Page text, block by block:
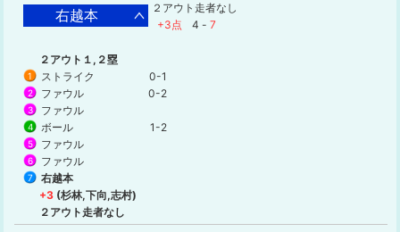
右越本
２アウト走者なし
+3点
4 - 7
２アウト１,２塁
1 ストライク 0-1
2 ファウル 0-2
3 ファウル
4 ボール 1-2
5 ファウル
6 ファウル
7
右越本
+3 (杉林,下向,志村)
２アウト走者なし